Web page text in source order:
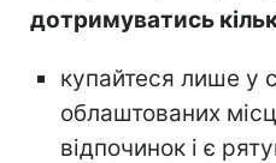
дотримуватись
купайтеся лише у
облаштованих
відпочинок і є